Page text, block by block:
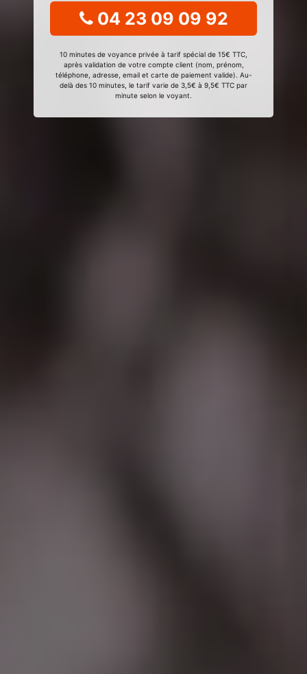
04 23 09 09 92
10 minutes de voyance privée à tarif spécial de 15€ TTC,
après validation de votre compte client (nom, prénom,
téléphone, adresse, email et carte de paiement valide). Au-
delà des 10 minutes, le tarif varie de 3,5€ à 9,5€ TTC par
minute selon le voyant.